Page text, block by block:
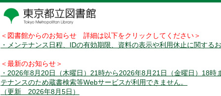
＜図書館からのお知らせ 詳細は以下をクリックしてください＞
・メンテナンス日程、IDの有効期限、資料の表示や利用休止に関する
＜最新のお知らせ＞
・2026年8月20日（木曜日）21時から2026年8月21日（金曜日）18時
テナンスのため蔵書検索等Webサービスが利用できません。
（更新 2026年8月5日）